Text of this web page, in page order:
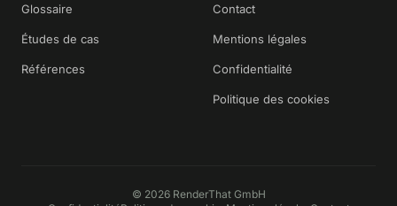
Glossaire
Études de cas
Références
Contact
Mentions légales
Confidentialité
Politique des cookies
© 2026RenderThat GmbH